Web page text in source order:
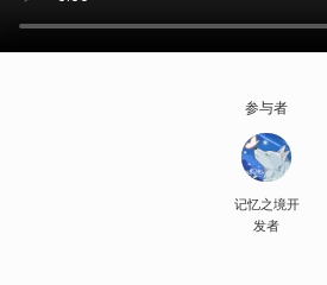
参与者
记忆之境开
发者